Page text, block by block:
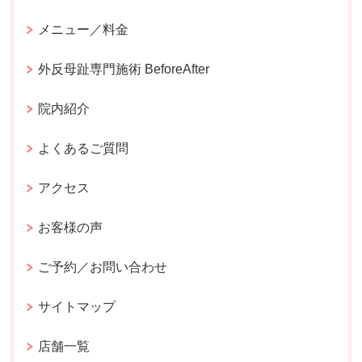
メニュー／料金
外反母趾専門施術 BeforeAfter
院内紹介
よくあるご質問
アクセス
お客様の声
ご予約／お問い合わせ
サイトマップ
店舗一覧